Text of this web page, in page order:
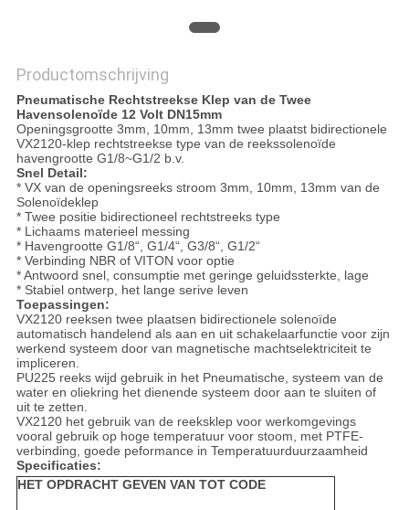
Productomschrijving
Pneumatische Rechtstreekse Klep van de Twee
Havensolenoïde 12 Volt DN15mm
Openingsgrootte 3mm, 10mm, 13mm twee plaatst bidirectionele
VX2120-klep rechtstreekse type van de reekssolenoïde
havengrootte G1/8~G1/2 b.v.
Snel Detail:
* VX van de openingsreeks stroom 3mm, 10mm, 13mm van de
Solenoïdeklep
* Twee positie bidirectioneel rechtstreeks type
* Lichaams materieel messing
* Havengrootte G1/8“, G1/4“, G3/8“, G1/2“
* Verbinding NBR of VITON voor optie
* Antwoord snel, consumptie met geringe geluidssterkte, lage
* Stabiel ontwerp, het lange serive leven
Toepassingen:
VX2120 reeksen twee plaatsen bidirectionele solenoïde
automatisch handelend als aan en uit schakelaarfunctie voor zijn
werkend systeem door van magnetische machtselektriciteit te
impliceren.
PU225 reeks wijd gebruik in het Pneumatische, systeem van de
water en oliekring het dienende systeem door aan te sluiten of
uit te zetten.
VX2120 het gebruik van de reeksklep voor werkomgevings
vooral gebruik op hoge temperatuur voor stoom, met PTFE-
verbinding, goede peformance in Temperatuurduurzaamheid
Specificaties:
HET OPDRACHT GEVEN VAN TOT CODE